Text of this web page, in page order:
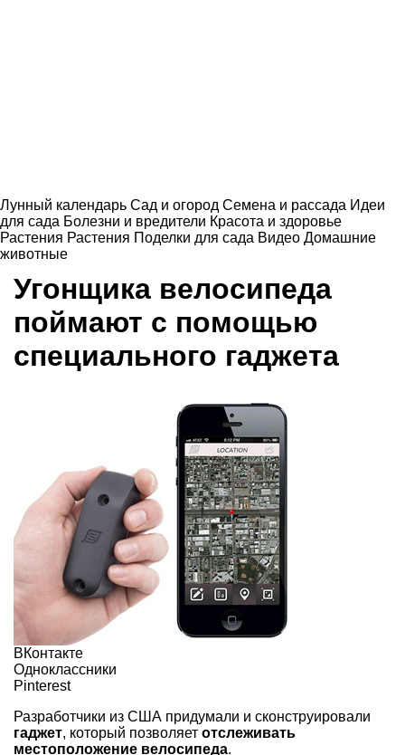
Лунный календарь Сад и огород Семена и рассада Идеи
для сада Болезни и вредители Красота и здоровье
Растения Растения Поделки для сада Видео Домашние
животные
Угонщика велосипеда
поймают с помощью
специального гаджета
ВКонтакте
Одноклассники
Pinterest
Разработчики из США придумали и сконструировали
гаджет, который позволяет отслеживать
местоположение велосипеда.